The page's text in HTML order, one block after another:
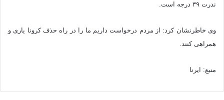
ندرت ۳۹ درجه است.
وی خاطرنشان کرد: از مردم درخواست داریم ما را در راه حذف کرونا یاری و
همراهی کنند.
منبع: ایرنا